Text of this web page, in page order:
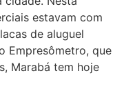
estavam com
de aluguel
Empresômetro, que
Marabá tem hoje